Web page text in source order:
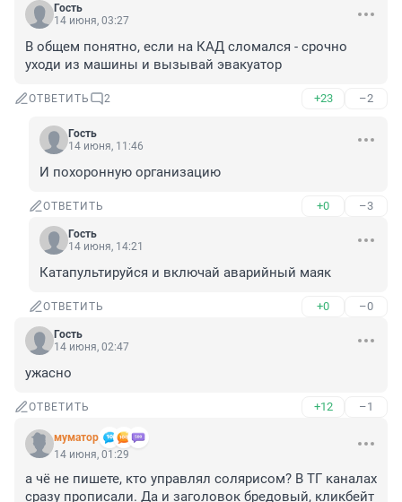
Гость
14 июня, 03:27
В общем понятно, если на КАД сломался - срочно
уходи из машины и вызывай эвакуатор
ОТВЕТИТЬ 2 +23 –2
Гость
14 июня, 11:46
И похоронную организацию
ОТВЕТИТЬ +0 –3
Гость
14 июня, 14:21
Катапультируйся и включай аварийный маяк
ОТВЕТИТЬ +0 –0
Гость
14 июня, 02:47
ужасно
ОТВЕТИТЬ +12 –1
муматор
14 июня, 01:29
а чё не пишете, кто управлял солярисом? В ТГ каналах
сразу прописали. Да и заголовок бредовый, кликбейт